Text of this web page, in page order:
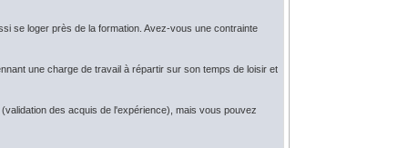
se loger près de la formation. Avez-vous une contrainte
une charge de travail à répartir sur son temps de loisir et
des acquis de l'expérience), mais vous pouvez